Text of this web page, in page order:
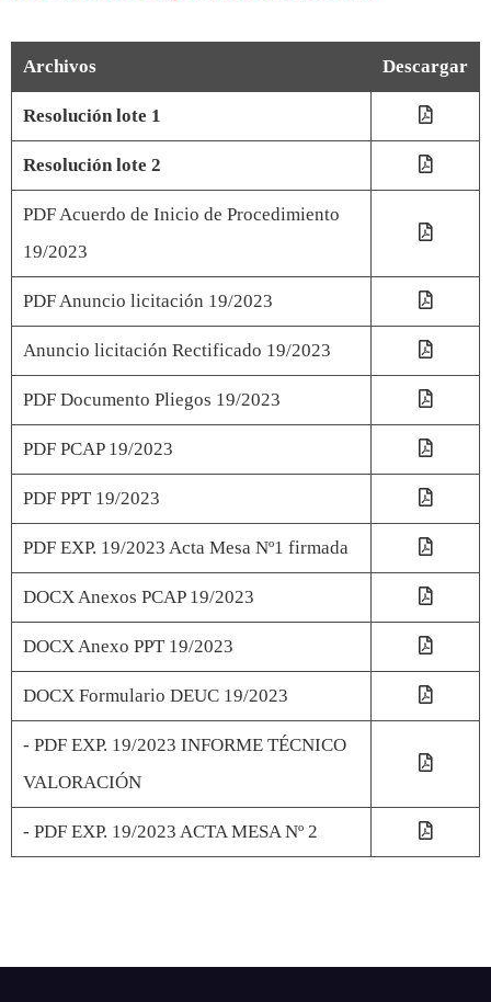
Archivos Descargar
Resolución lote 1
Resolución lote 2
PDF Acuerdo de Inicio de Procedimiento
19/2023
PDF Anuncio licitación 19/2023
Anuncio licitación Rectificado 19/2023
PDF Documento Pliegos 19/2023
PDF PCAP 19/2023
PDF PPT 19/2023
PDF EXP. 19/2023 Acta Mesa Nº1 firmada
DOCX Anexos PCAP 19/2023
DOCX Anexo PPT 19/2023
DOCX Formulario DEUC 19/2023
- PDF EXP. 19/2023 INFORME TÉCNICO
VALORACIÓN
- PDF EXP. 19/2023 ACTA MESA Nº 2